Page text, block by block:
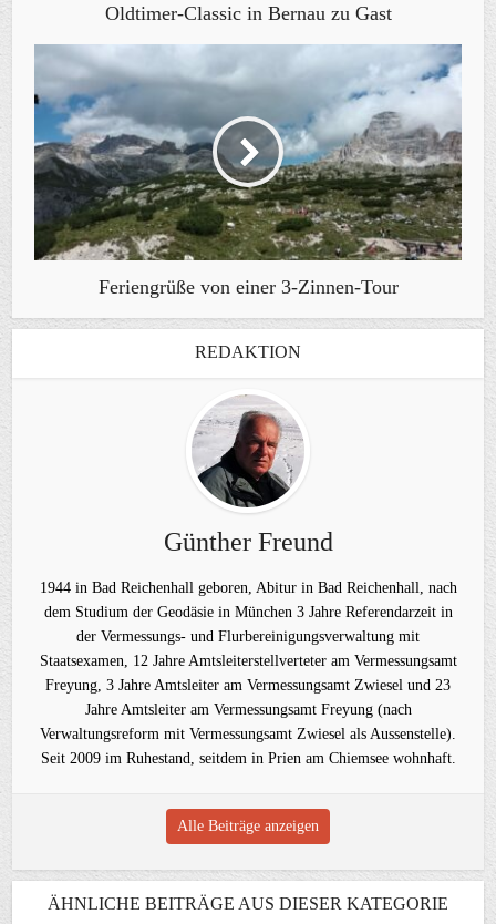
Oldtimer-Classic in Bernau zu Gast
Feriengrüße von einer 3-Zinnen-Tour
REDAKTION
Günther Freund
1944 in Bad Reichenhall geboren, Abitur in Bad Reichenhall, nach
dem Studium der Geodäsie in München 3 Jahre Referendarzeit in
der Vermessungs- und Flurbereinigungsverwaltung mit
Staatsexamen, 12 Jahre Amtsleiterstellverteter am Vermessungsamt
Freyung, 3 Jahre Amtsleiter am Vermessungsamt Zwiesel und 23
Jahre Amtsleiter am Vermessungsamt Freyung (nach
Verwaltungsreform mit Vermessungsamt Zwiesel als Aussenstelle).
Seit 2009 im Ruhestand, seitdem in Prien am Chiemsee wohnhaft.
Alle Beiträge anzeigen
ÄHNLICHE BEITRÄGE AUS DIESER KATEGORIE